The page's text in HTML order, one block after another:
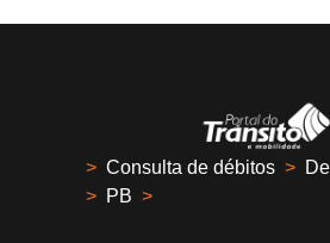
> Consulta de débitos >
> PB >